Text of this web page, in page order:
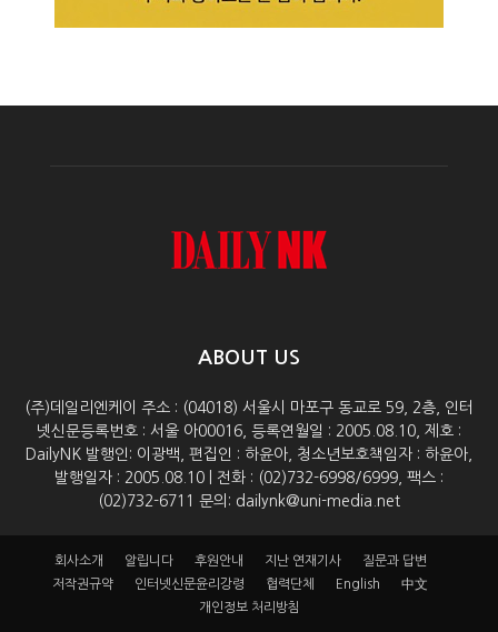
ABOUT US
(주)데일리엔케이 주소 : (04018) 서울시 마포구 동교로 59, 2층, 인터
넷신문등록번호 : 서울 아00016, 등록연월일 : 2005.08.10, 제호 :
DailyNK 발행인: 이광백, 편집인 : 하윤아, 청소년보호책임자 : 하윤아,
발행일자 : 2005.08.10 | 전화 : (02)732-6998/6999, 팩스 :
(02)732-6711 문의: dailynk@uni-media.net
회사소개 알립니다 후원안내 지난 연재기사
질문과 답변
저작권규약
인터넷신문윤리강령 협력단체 English
中文
개인정보 처리방침